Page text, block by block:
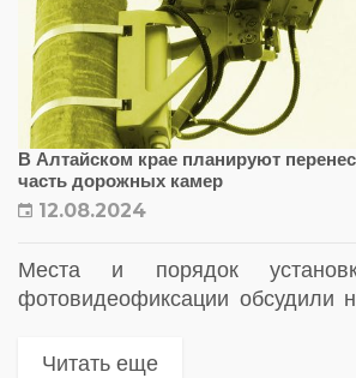
В Алтайском крае планируют
часть дорожных камер
12.08.2024
Места и порядок
фотовидеофиксации обсудили
перенести часть дорожных
Читать еще